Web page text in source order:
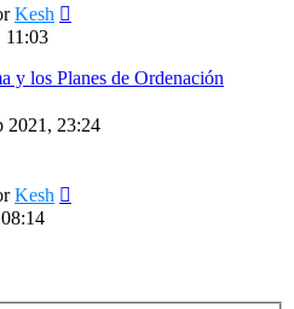
Kesh
y los Planes de Ordenación
2021, 23:24
Kesh